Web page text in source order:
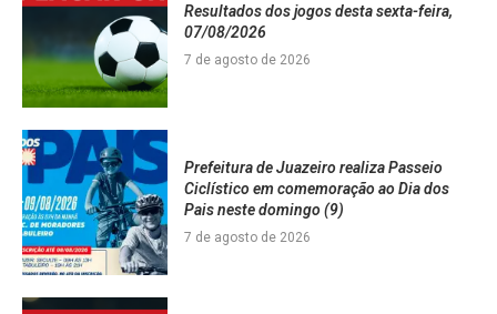
Resultados dos jogos desta sexta-feira,
07/08/2026
7 de agosto de 2026
Prefeitura de Juazeiro realiza Passeio
Ciclístico em comemoração ao Dia dos
Pais neste domingo (9)
7 de agosto de 2026